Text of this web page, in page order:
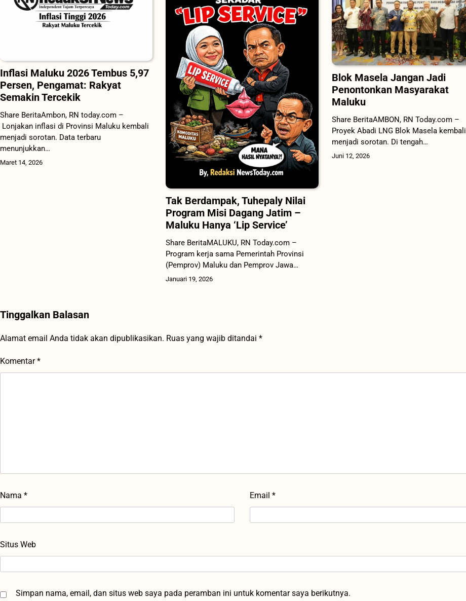
Inflasi Maluku 2026 Tembus 5,97
Persen, Pengamat: Rakyat
Semakin Tercekik
Share BeritaAmbon, RN today.com –
Lonjakan inflasi di Provinsi Maluku kembali
menjadi sorotan. Data terbaru
menunjukkan…
Maret 14, 2026
Tak Berdampak, Tuhepaly Nilai
Program Misi Dagang Jatim –
Maluku Hanya ‘Lip Service’
Share BeritaMALUKU, RN Today.com –
Program kerja sama Pemerintah Provinsi
(Pemprov) Maluku dan Pemprov Jawa…
Januari 19, 2026
Blok Masela Jangan Jadi
Penontonkan Masyarakat
Maluku
Share BeritaAMBON, RN Today.com –
Proyek Abadi LNG Blok Masela kembali
menjadi sorotan. Di tengah…
Juni 12, 2026
Tinggalkan Balasan
Alamat email Anda tidak akan dipublikasikan. Ruas yang wajib ditandai *
Komentar*
Nama * Email *
Situs Web
Simpan nama, email, dan situs web saya pada peramban ini untuk komentar saya berikutnya.